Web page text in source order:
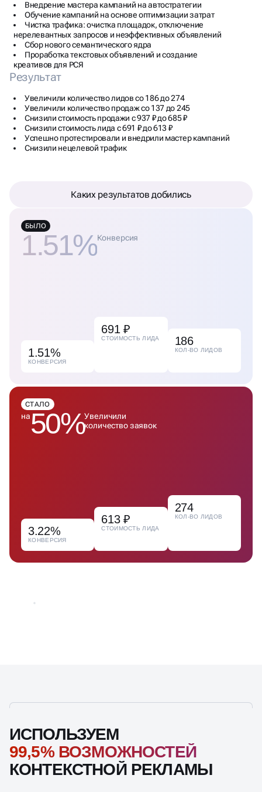
Внедрение мастера кампаний на автостратегии
Обучение кампаний на основе оптимизации затрат
Чистка трафика: очистка площадок, отключение
нерелевантных запросов и неэффективных объявлений
Сбор нового семантического ядра
Проработка текстовых объявлений и создание
креативов для РСЯ
Результат
Увеличили количество лидов со 186 до 274
Увеличили количество продаж со 137 до 245
Снизили стоимость продажи с 937 ₽ до 685 ₽
Снизили стоимость лида с 691 ₽ до 613 ₽
Успешно протестировали и внедрили мастер кампаний
Снизили нецелевой трафик
Каких результатов добились
БЫЛО
1.51%Конверсия
1.51%
КОНВЕРСИЯ
691 ₽
СТОИМОСТЬ ЛИДА 186
КОЛ-ВО ЛИДОВ
СТАЛО
на50%Увеличили
количество заявок
3.22%
КОНВЕРСИЯ
613 ₽
СТОИМОСТЬ ЛИДА
274
КОЛ-ВО ЛИДОВ
ИСПОЛЬЗУЕМ
99,5% ВОЗМОЖНОСТЕЙ
КОНТЕКСТНОЙ РЕКЛАМЫ